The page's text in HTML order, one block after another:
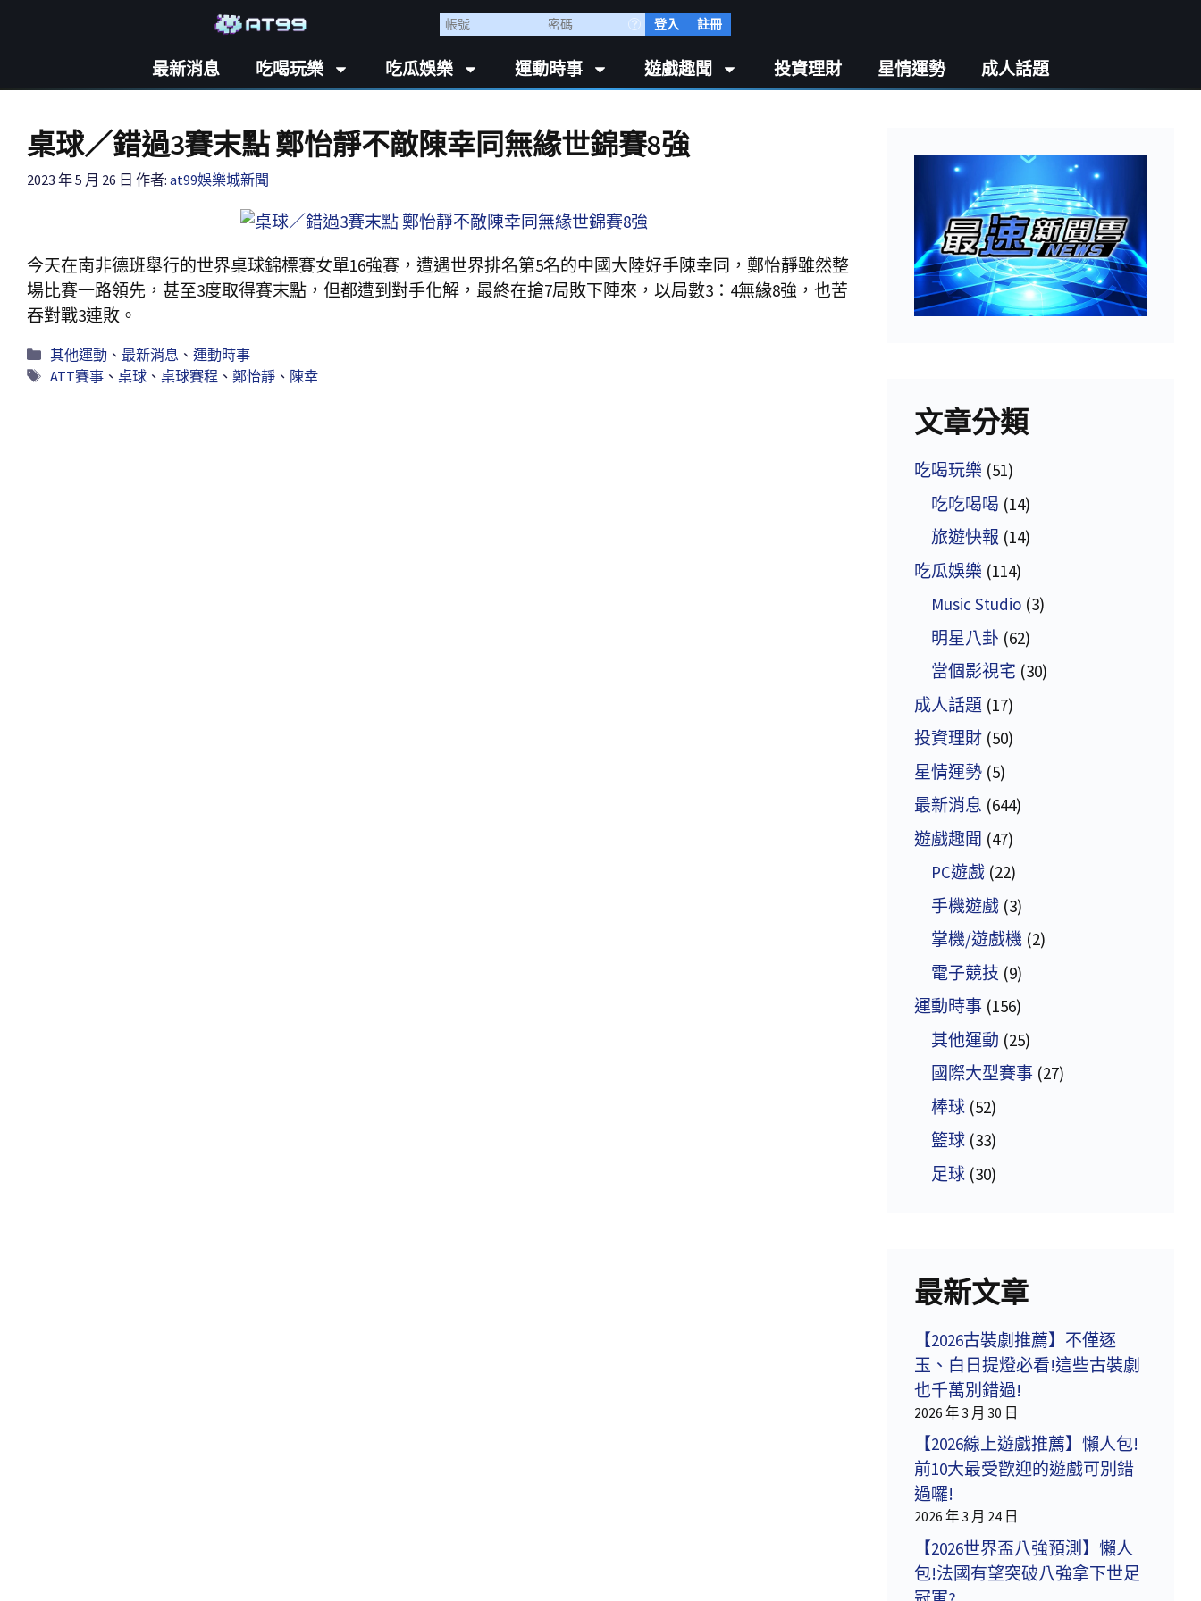
登入 註冊
最新消息 吃喝玩樂 吃瓜娛樂 運動時事 遊戲趣聞 投資理財 星情運勢 成人話題
桌球／錯過3賽末點 鄭怡靜不敵陳幸同無緣世錦賽8強
2023 年 5 月 26 日 作者: at99娛樂城新聞
今天在南非德班舉行的世界桌球錦標賽女單16強賽，遭遇世界排名第5名的中國大陸好手陳幸同，鄭怡靜雖然整
場比賽一路領先，甚至3度取得賽末點，但都遭到對手化解，最終在搶7局敗下陣來，以局數3：4無緣8強，也苦
吞對戰3連敗。
其他運動、 最新消息 、 運動時事
ATT賽事、 桌球、 桌球賽程 、 鄭怡靜、 陳幸
文章分類
吃喝玩樂 (51)
吃吃喝喝 (14)
旅遊快報 (14)
吃瓜娛樂 (114)
Music Studio (3)
明星八卦 (62)
當個影視宅 (30)
成人話題 (17)
投資理財 (50)
星情運勢 (5)
最新消息 (644)
遊戲趣聞 (47)
PC遊戲 (22)
手機遊戲 (3)
掌機/遊戲機 (2)
電子競技 (9)
運動時事 (156)
其他運動 (25)
國際大型賽事 (27)
棒球 (52)
籃球 (33)
足球 (30)
最新文章
【2026古裝劇推薦】不僅逐
玉、白日提燈必看!這些古裝劇
也千萬別錯過!
2026 年 3 月 30 日
【2026線上遊戲推薦】懶人包!
前10大最受歡迎的遊戲可別錯
過囉!
2026 年 3 月 24 日
【2026世界盃八強預測】懶人
包!法國有望突破八強拿下世足